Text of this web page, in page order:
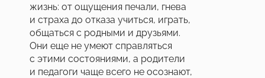
жизнь: от ощущения печали, гнева
и страха до отказа учиться, играть,
общаться с родными и друзьями.
Они еще не умеют справляться
с этими состояниями, а родители
и педагоги чаще всего не осознают,